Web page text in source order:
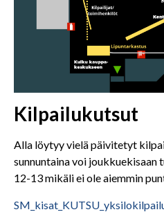
Kilpailukutsut
Alla löytyy vielä päivitetyt
sunnuntaina voi joukkuekisaan
12-13 mikäli ei ole aiemmin